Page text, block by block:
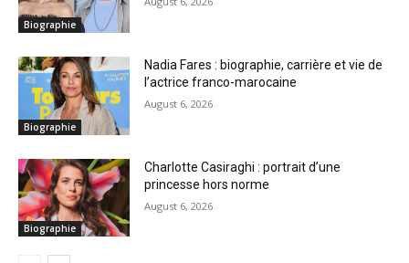
Biographie
Biographie
Nadia Fares : biographie, carrière et vie de
l’actrice franco-marocaine
August 6, 2026
Biographie
Charlotte Casiraghi : portrait d’une
princesse hors norme
August 6, 2026